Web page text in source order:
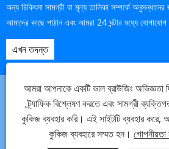
অন্য চিকিৎসা সামগ্রী বা মূল্য তালিকা সম্পর্কে
আমাদের কাছে পাঠান এবং আমরা 24 ঘন্টার মধ্যে
এখন তদন্ত
RSS XML
আমরা আপনাকে একটি ভাল ব্রাউজিং অভিজ্ঞতা
ট্র্যাফিক বিশ্লেষণ করতে এবং সামগ্রী
কুকিজ ব্যবহার করি। এই সাইটটি ব্যবহার করে,
কুকিজ ব্যবহারে সম্মত হন।গোপনীয়তা